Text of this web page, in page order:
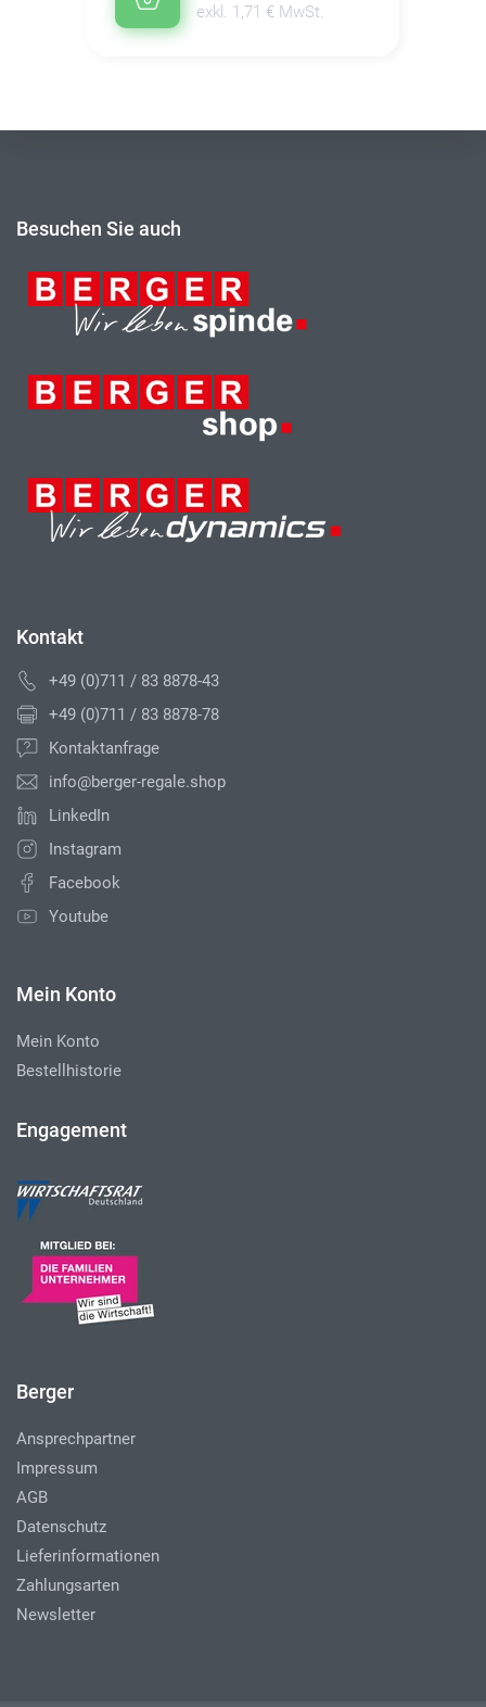
exkl. 1,71 € MwSt.
Besuchen Sie auch
Kontakt
+49 (0)711 / 83 8878-43
+49 (0)711 / 83 8878-78
Kontaktanfrage
info@berger-regale.shop
LinkedIn
Instagram
Facebook
Youtube
Mein Konto
Mein Konto
Bestellhistorie
Engagement
Berger
Ansprechpartner
Impressum
AGB
Datenschutz
Lieferinformationen
Zahlungsarten
Newsletter